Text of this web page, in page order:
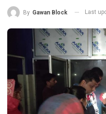
By Gawan Block Last